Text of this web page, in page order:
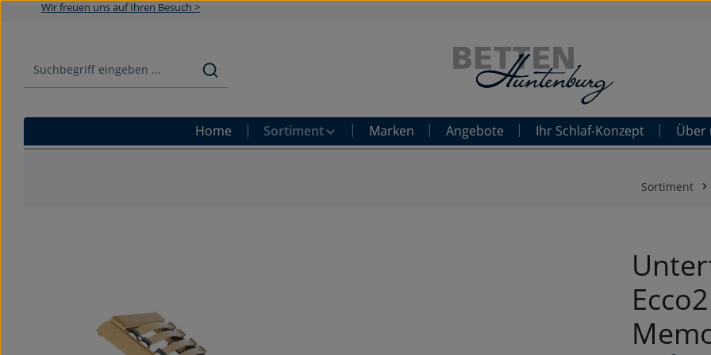
Zum Hauptinhalt springen
Zur Suche springen
Zur Hauptnavigation springen
Wir freuen uns auf Ihren Besuch >
Home Sortiment Marken Angebote Ihr Schlaf-Konzept Über
Sortiment